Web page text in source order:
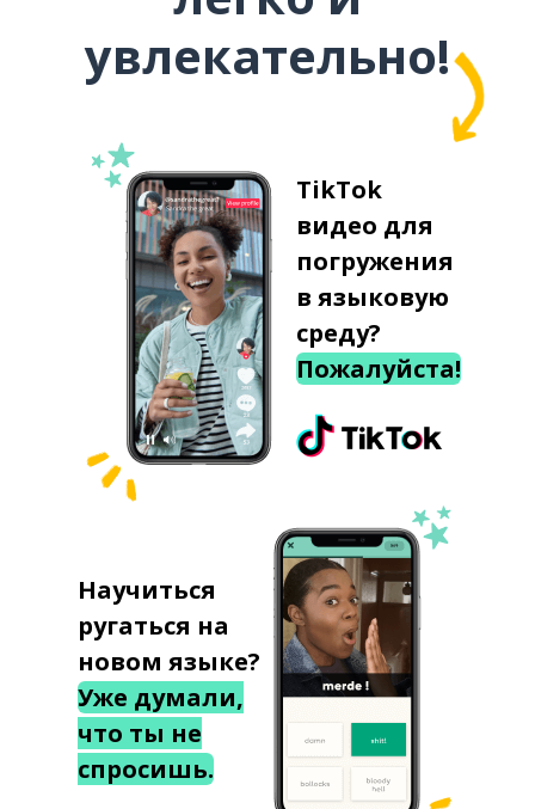
увлекательно!
TikTok
видео для
погружения
в языковую
среду?
Пожалуйста!
Научиться
ругаться на
новом языке?
Уже думали,
что ты не
спросишь.